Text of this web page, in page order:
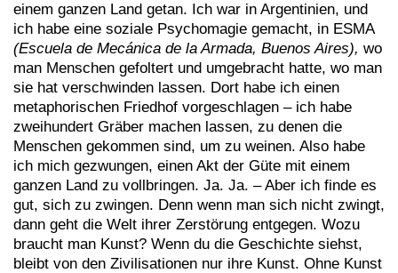
einem ganzen Land getan. Ich war in Argentinien, und
ich habe eine soziale Psychomagie gemacht, in ESMA
(Escuela de Mecánica de la Armada, Buenos Aires), wo
man Menschen gefoltert und umgebracht hatte, wo man
sie hat verschwinden lassen. Dort habe ich einen
metaphorischen Friedhof vorgeschlagen – ich habe
zweihundert Gräber machen lassen, zu denen die
Menschen gekommen sind, um zu weinen. Also habe
ich mich gezwungen, einen Akt der Güte mit einem
ganzen Land zu vollbringen. Ja. Ja. – Aber ich finde es
gut, sich zu zwingen. Denn wenn man sich nicht zwingt,
dann geht die Welt ihrer Zerstörung entgegen. Wozu
braucht man Kunst? Wenn du die Geschichte siehst,
bleibt von den Zivilisationen nur ihre Kunst. Ohne Kunst